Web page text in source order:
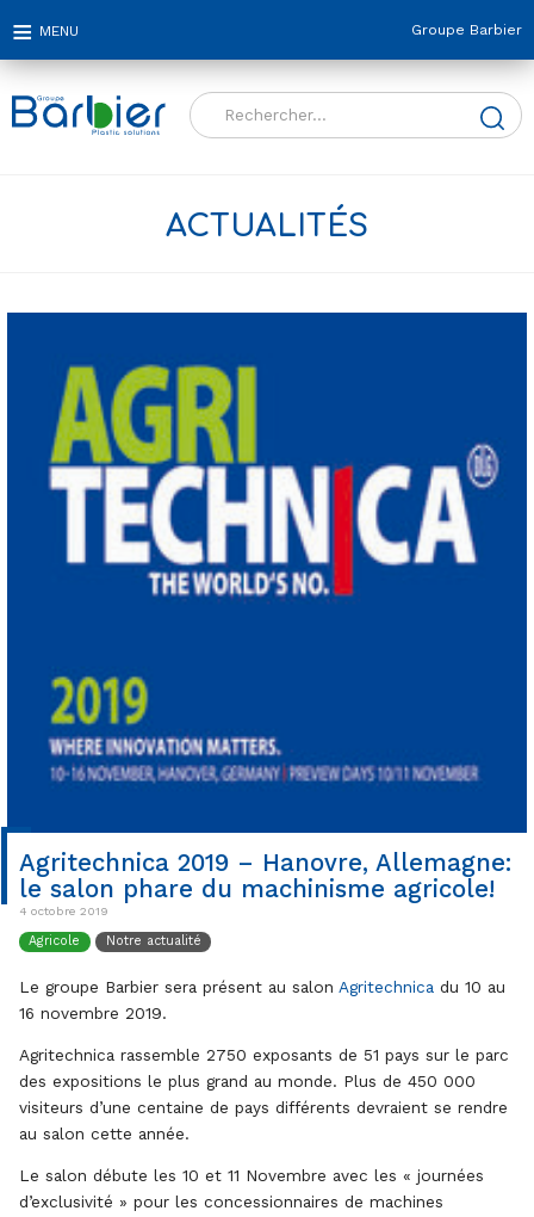
Groupe Barbier
Rechercher :
ACTUALITÉS
Agritechnica 2019 – Hanovre, Allemagne:
le salon phare du machinisme agricole!
4 octobre 2019
Agricole Notre actualité
Le groupe Barbier sera présent au salon Agritechnica du 10 au
16 novembre 2019.
Agritechnica rassemble 2750 exposants de 51 pays sur le parc
des expositions le plus grand au monde. Plus de 450 000
visiteurs d’une centaine de pays différents devraient se rendre
au salon cette année.
Le salon débute les 10 et 11 Novembre avec les « journées
d’exclusivité » pour les concessionnaires de machines